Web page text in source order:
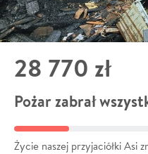
28 770 zł
Pożar zabrał
Życie naszej przyjaciółki Asi